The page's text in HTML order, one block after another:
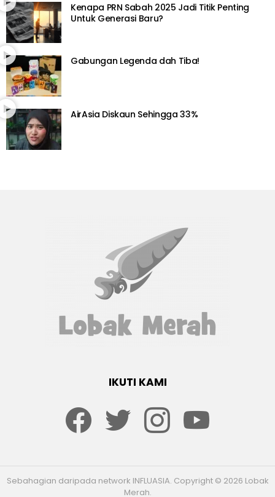
Kenapa PRN Sabah 2025 Jadi Titik Penting
Untuk Generasi Baru?
Gabungan Legenda dah Tiba!
AirAsia Diskaun Sehingga 33%
IKUTI KAMI
Sebahagian daripada network INFLUASIA. Copyright © 2026 Lobak
Merah.